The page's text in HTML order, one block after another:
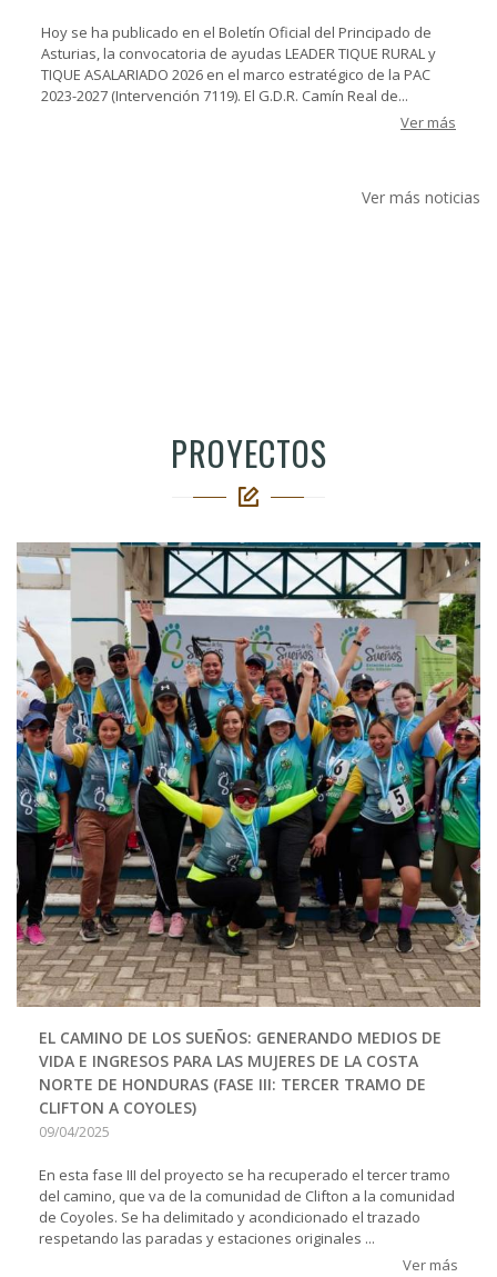
Hoy se ha publicado en el Boletín Oficial del Principado de
Asturias, la convocatoria de ayudas LEADER TIQUE RURAL y
TIQUE ASALARIADO 2026 en el marco estratégico de la PAC
2023-2027 (Intervención 7119). El G.D.R. Camín Real de...
Ver más
Ver más noticias
PROYECTOS
EL CAMINO DE LOS SUEÑOS: GENERANDO MEDIOS DE
VIDA E INGRESOS PARA LAS MUJERES DE LA COSTA
NORTE DE HONDURAS (FASE III: TERCER TRAMO DE
CLIFTON A COYOLES)
09/04/2025
En esta fase III del proyecto se ha recuperado el tercer tramo
del camino, que va de la comunidad de Clifton a la comunidad
de Coyoles. Se ha delimitado y acondicionado el trazado
respetando las paradas y estaciones originales ...
Ver más